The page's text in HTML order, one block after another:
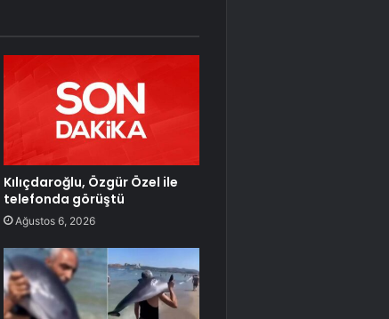
Kılıçdaroğlu, Özgür Özel ile
telefonda görüştü
Ağustos 6, 2026